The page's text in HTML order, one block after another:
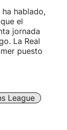
hablado,
el
jornada
La Real
puesto
League